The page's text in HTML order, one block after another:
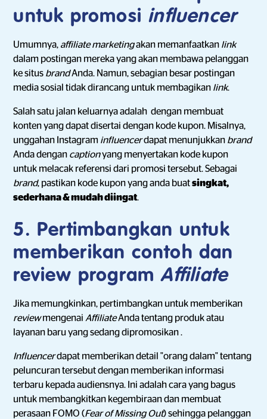
untuk promosi influencer
Umumnya, affiliate marketingakan memanfaatkan link
dalam postingan mereka yang akan membawa pelanggan
ke situs brandAnda. Namun, sebagian besar postingan
media sosial tidak dirancang untuk membagikan link.
Salah satu jalan keluarnya adalah dengan membuat
konten yang dapat disertai dengan kode kupon. Misalnya,
unggahan Instagram influencerdapat menunjukkan brand
Anda dengan captionyang menyertakan kode kupon
untuk melacak referensi dari promosi tersebut. Sebagai
brand, pastikan kode kupon yang anda buatsingkat,
sederhana & mudah diingat.
5. Pertimbangkan untuk
memberikan contoh dan
review programAffiliate
Jika memungkinkan, pertimbangkan untuk memberikan
reviewmengenai AffiliateAnda tentang produk atau
layanan baru yang sedang dipromosikan .
Influencerdapat memberikan detail "orang dalam" tentang
peluncuran tersebut dengan memberikan informasi
terbaru kepada audiensnya. Ini adalah cara yang bagus
untuk membangkitkan kegembiraan dan membuat
perasaan FOMO (Fear of Missing Out) sehingga pelanggan